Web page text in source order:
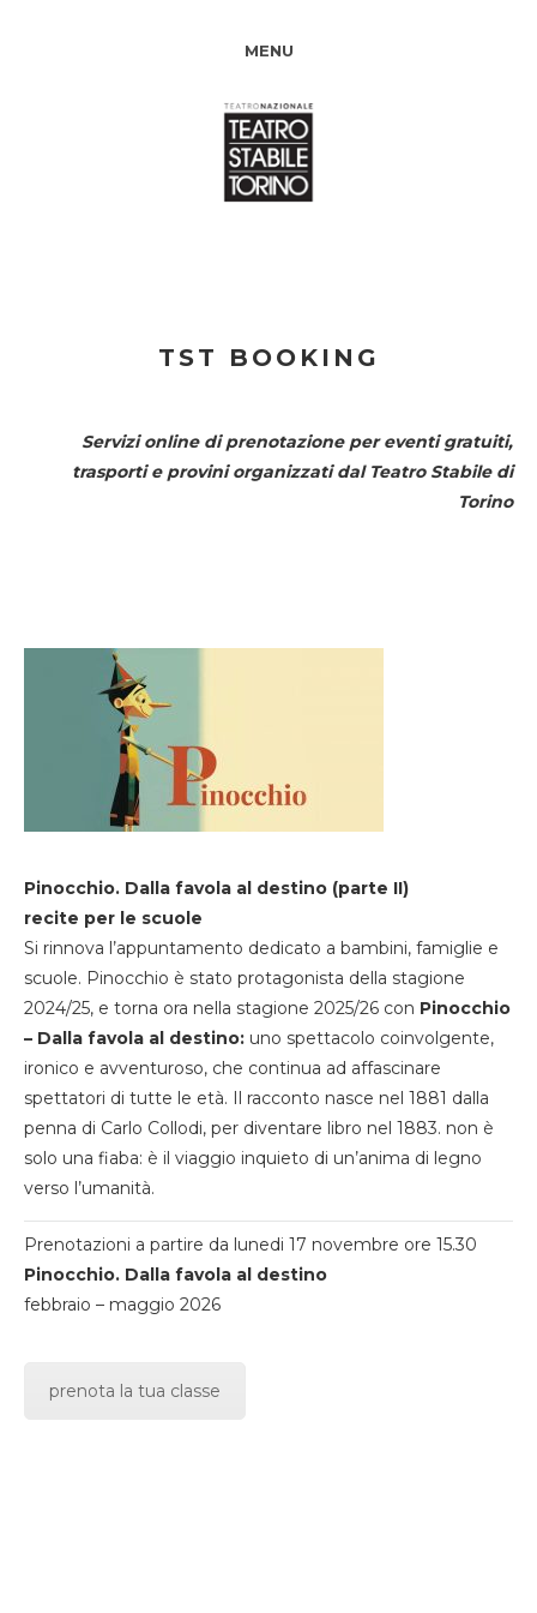
MENU
TST BOOKING
Servizi online di prenotazione per eventi gratuiti,
trasporti e provini organizzati dal Teatro Stabile di
Torino
Pinocchio. Dalla favola al destino (parte II)
recite per le scuole
Si rinnova l’appuntamento dedicato a bambini, famiglie e
scuole. Pinocchio è stato protagonista della stagione
2024/25, e torna ora nella stagione 2025/26 con Pinocchio
– Dalla favola al destino: uno spettacolo coinvolgente,
ironico e avventuroso, che continua ad affascinare
spettatori di tutte le età. Il racconto nasce nel 1881 dalla
penna di Carlo Collodi, per diventare libro nel 1883. non è
solo una fiaba: è il viaggio inquieto di un’anima di legno
verso l’umanità.
Prenotazioni a partire da lunedi 17 novembre ore 15.30
Pinocchio. Dalla favola al destino
febbraio – maggio 2026
prenota la tua classe